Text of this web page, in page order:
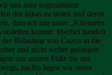
uns zum sogenannten
der Inkas zu treten und deren
dass ich mir unter „Kilometer
konnte. Hierbei handelt
der Bahnlinie von Cuzco in die
und nicht weiter gelangen
uns unsere Füße bis ans
nachts legen wir unser